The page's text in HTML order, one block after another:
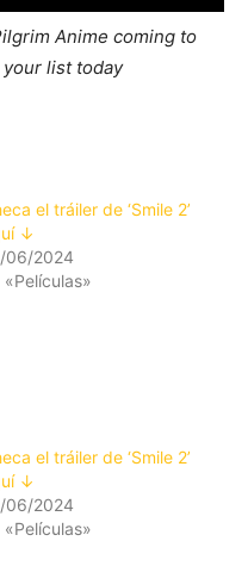
Anime coming to
list today
el tráiler de ‘Smile 2’
↓
06/2024
«Películas»
el tráiler de ‘Smile 2’
↓
06/2024
«Películas»